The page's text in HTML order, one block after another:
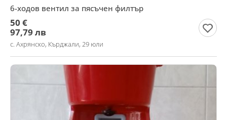
6-ходов вентил за пясъчен филтър
50 €
97,79 лв
с. Ахрянско, Кърджали, 29 юли